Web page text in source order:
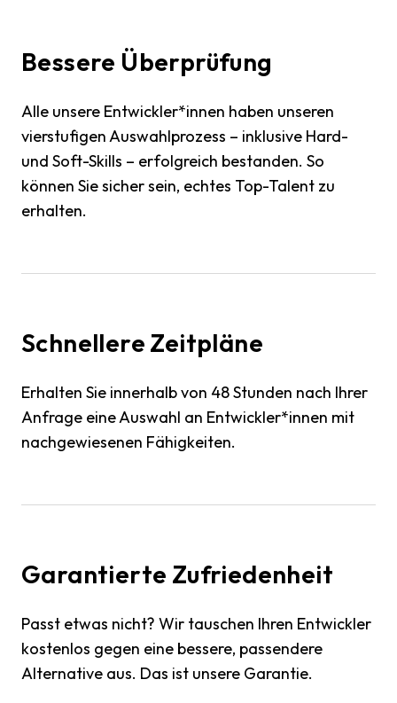
Bessere Überprüfung
Alle unsere Entwickler*innen haben unseren
vierstufigen Auswahlprozess – inklusive Hard-
und Soft-Skills – erfolgreich bestanden. So
können Sie sicher sein, echtes Top-Talent zu
erhalten.
Schnellere Zeitpläne
Erhalten Sie innerhalb von 48 Stunden nach Ihrer
Anfrage eine Auswahl an Entwickler*innen mit
nachgewiesenen Fähigkeiten.
Garantierte Zufriedenheit
Passt etwas nicht? Wir tauschen Ihren Entwickler
kostenlos gegen eine bessere, passendere
Alternative aus. Das ist unsere Garantie.